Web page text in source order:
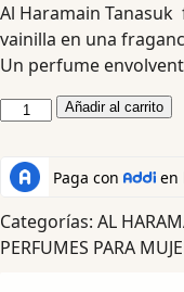
Al Haramain
vainilla en una
Un perfume
Añadir al carrito
Categorías: AL
PERFUMES PARA